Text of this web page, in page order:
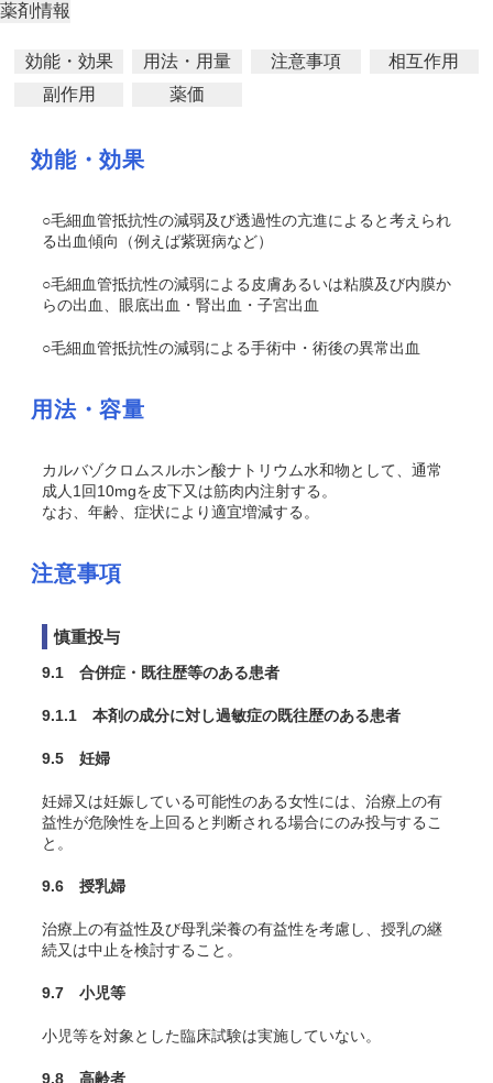
薬剤情報
効能・効果 用法・用量 注意事項
相互作用
副作用
薬価
効能・効果
○毛細血管抵抗性の減弱及び透過性の亢進によると考えられ
る出血傾向（例えば紫斑病など）
○毛細血管抵抗性の減弱による皮膚あるいは粘膜及び内膜か
らの出血、眼底出血・腎出血・子宮出血
○毛細血管抵抗性の減弱による手術中・術後の異常出血
用法・容量
カルバゾクロムスルホン酸ナトリウム水和物として、通常
成人1回10mgを皮下又は筋肉内注射する。
なお、年齢、症状により適宜増減する。
注意事項
慎重投与
9.1 合併症・既往歴等のある患者
9.1.1 本剤の成分に対し過敏症の既往歴のある患者
9.5 妊婦
妊婦又は妊娠している可能性のある女性には、治療上の有
益性が危険性を上回ると判断される場合にのみ投与するこ
と。
9.6 授乳婦
治療上の有益性及び母乳栄養の有益性を考慮し、授乳の継
続又は中止を検討すること。
9.7 小児等
小児等を対象とした臨床試験は実施していない。
9.8 高齢者